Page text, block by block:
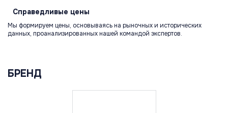
Справедливые цены
Мы формируем цены, основываясь на рыночных и исторических
данных, проанализированных нашей командой экспертов.
БРЕНД